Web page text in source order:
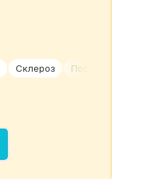
Склероз После травм